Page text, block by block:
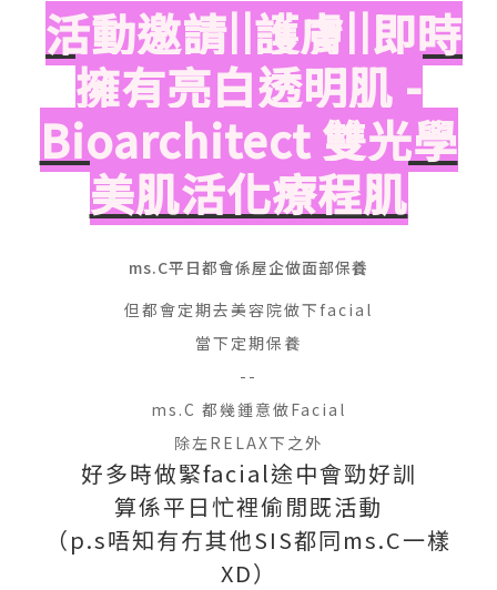
活動邀請||護膚||即時
擁有亮白透明肌 -
Bioarchitect 雙光學
美肌活化療程肌
ms.C平日都會係屋企做面部保養
但都會定期去美容院做下facial
當下定期保養
--
ms.C 都幾鍾意做Facial
除左RELAX下之外
好多時做緊facial途中會勁好訓
算係平日忙裡偷閒既活動
（p.s唔知有冇其他SIS都同ms.C一樣
XD）